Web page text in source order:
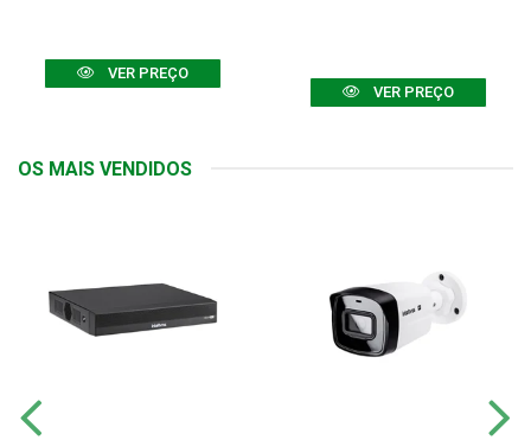
VER PREÇO
VER PREÇO
OS MAIS VENDIDOS